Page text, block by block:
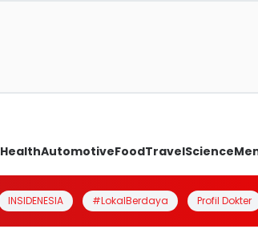
HealthAutomotiveFoodTravelScience
INSIDENESIA #LokalBerdaya Profil Dokter